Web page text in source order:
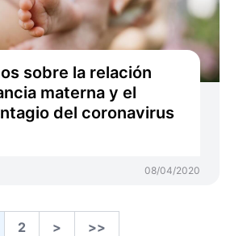
sobre la relación
materna y el
del coronavirus
08/04/2020
2 > >>